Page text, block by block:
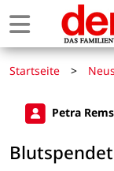
Startseite >
Petra